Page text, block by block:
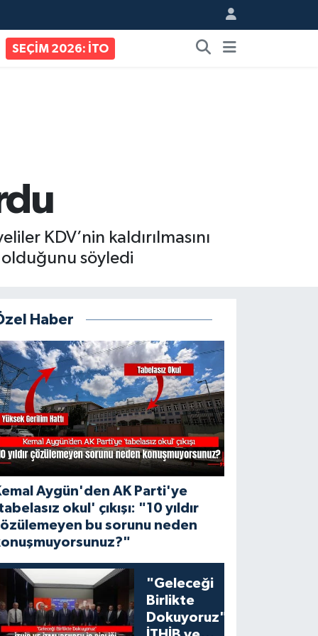
SEÇİM 2026: İTO
KDV’nin kaldırılmasını
söyledi
Haber
Aygün'den AK Parti'ye
okul' çıkışı: "10 yıldır
bu sorunu neden
"Geleceği
Birlikte
Dokuyoruz":